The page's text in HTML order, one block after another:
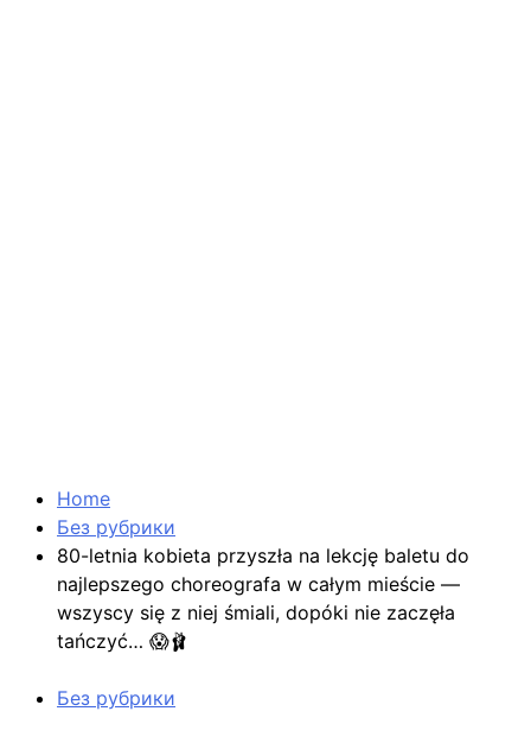
Home
Без рубрики
80-letnia kobieta przyszła na lekcję baletu do
najlepszego choreografa w całym mieście —
wszyscy się z niej śmiali, dopóki nie zaczęła
tańczyć… 😱🩰
Без рубрики